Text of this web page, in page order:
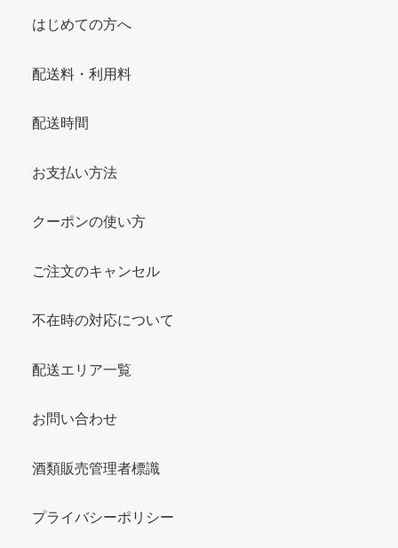
はじめての方へ
配送料・利用料
配送時間
お支払い方法
クーポンの使い方
ご注文のキャンセル
不在時の対応について
配送エリア一覧
お問い合わせ
酒類販売管理者標識
プライバシーポリシー